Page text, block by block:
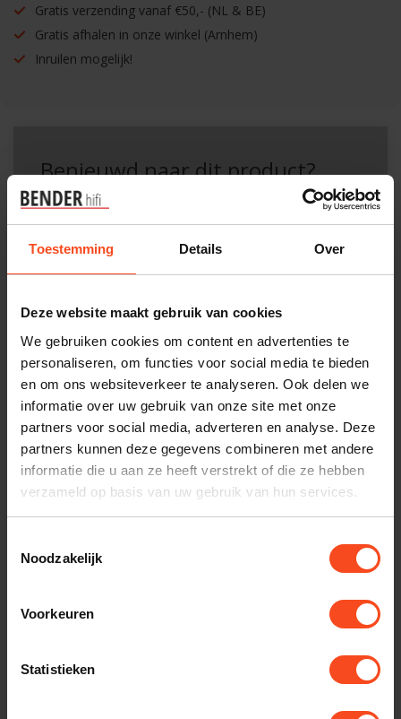
Toestemming Details Over
Deze website maakt gebruik van cookies
We gebruiken cookies om content en advertenties te
personaliseren, om functies voor social media te bieden
en om ons websiteverkeer te analyseren. Ook delen we
informatie over uw gebruik van onze site met onze
partners voor social media, adverteren en analyse. Deze
partners kunnen deze gegevens combineren met andere
informatie die u aan ze heeft verstrekt of die ze hebben
verzameld op basis van uw gebruik van hun services.
Noodzakelijk
Voorkeuren
Statistieken
Gratis verzending vanaf €50,- (NL & BE)
Gratis afhalen in onze winkel (Arnhem)
Inruilen mogelijk!
Benieuwd naar dit product?
Plan kosteloos een luisterafspraak. Of heb je hulp
nodig bij je bestelling? Neem contact op met onze
Interesse in product
Maak een luisterafspraak
Productomschrijving
Reviews
Gerelateerde producten
Norstone Khalm 140 €499,00